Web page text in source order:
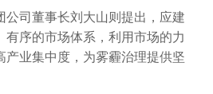
司董事长刘大山则提出，应建
序的市场体系，利用市场的力
产业集中度，为雾霾治理提供坚